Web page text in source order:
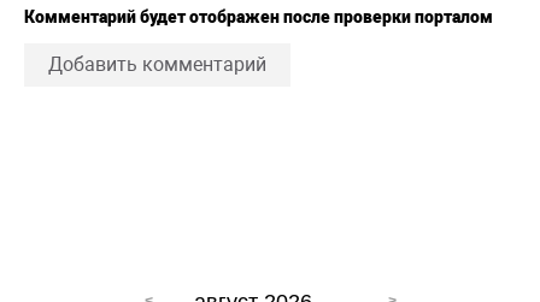
Комментарий будет отображен после проверки порталом
Добавить комментарий